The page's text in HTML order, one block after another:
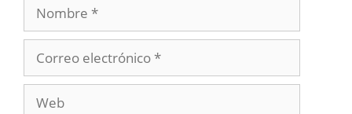
electrónico